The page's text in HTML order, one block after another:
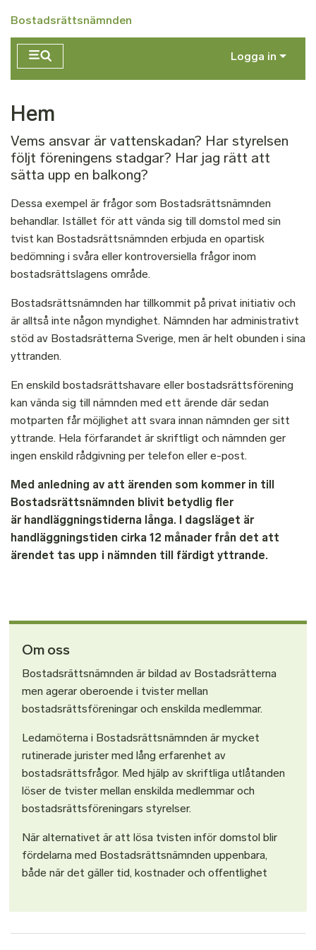
Bostadsrättsnämnden
Logga in
Hem
Vems ansvar är vattenskadan? Har styrelsen
följt föreningens stadgar? Har jag rätt att
sätta upp en balkong?
Dessa exempel är frågor som Bostadsrättsnämnden
behandlar. Istället för att vända sig till domstol med sin
tvist kan Bostadsrättsnämnden erbjuda en opartisk
bedömning i svåra eller kontroversiella frågor inom
bostadsrättslagens område.
Bostadsrättsnämnden har tillkommit på privat initiativ och
är alltså inte någon myndighet. Nämnden har administrativt
stöd av Bostadsrätterna Sverige, men är helt obunden i sina
yttranden.
En enskild bostadsrättshavare eller bostadsrättsförening
kan vända sig till nämnden med ett ärende där sedan
motparten får möjlighet att svara innan nämnden ger sitt
yttrande. Hela förfarandet är skriftligt och nämnden ger
ingen enskild rådgivning per telefon eller e-post.
Med anledning av att ärenden som kommer in till
Bostadsrättsnämnden blivit betydlig fler
är handläggningstiderna långa. I dagsläget är
handläggningstiden cirka 12 månader från det att
ärendet tas upp i nämnden till färdigt yttrande.
Om oss
Bostadsrättsnämnden är bildad av Bostadsrätterna
men agerar oberoende i tvister mellan
bostadsrättsföreningar och enskilda medlemmar.
Ledamöterna i Bostadsrättsnämnden är mycket
rutinerade jurister med lång erfarenhet av
bostadsrättsfrågor. Med hjälp av skriftliga utlåtanden
löser de tvister mellan enskilda medlemmar och
bostadsrättsföreningars styrelser.
När alternativet är att lösa tvisten inför domstol blir
fördelarna med Bostadsrättsnämnden uppenbara,
både när det gäller tid, kostnader och offentlighet